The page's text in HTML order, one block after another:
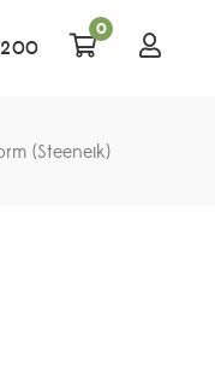
0
(Steeneik)